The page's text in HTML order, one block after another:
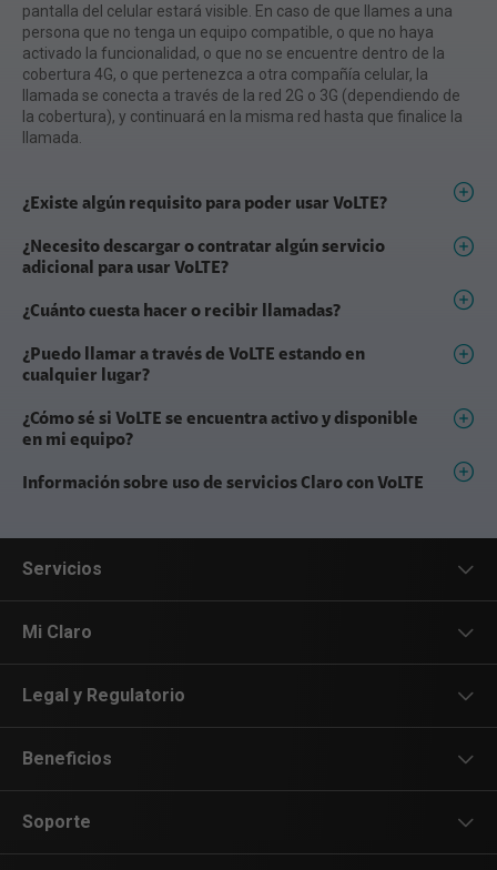
pantalla del celular estará visible. En caso de que llames a una
persona que no tenga un equipo compatible, o que no haya
activado la funcionalidad, o que no se encuentre dentro de la
cobertura 4G, o que pertenezca a otra compañía celular, la
llamada se conecta a través de la red 2G o 3G (dependiendo de
la cobertura), y continuará en la misma red hasta que finalice la
llamada.
¿Existe algún requisito para poder usar VoLTE?
¿Necesito descargar o contratar algún servicio
adicional para usar VoLTE?
¿Cuánto cuesta hacer o recibir llamadas?
¿Puedo llamar a través de VoLTE estando en
cualquier lugar?
¿Cómo sé si VoLTE se encuentra activo y disponible
en mi equipo?
Información sobre uso de servicios Claro con VoLTE
Servicios
Servicios Móviles
Servicios Hogar
Innovación
Promociones
Mi Claro
App Mi Claro
Mi Claro Web
Legal y Regulatorio
Legal y regulatorio
Notificaciones Judiciales
Beneficios
Playlist en Claro música
Soporte